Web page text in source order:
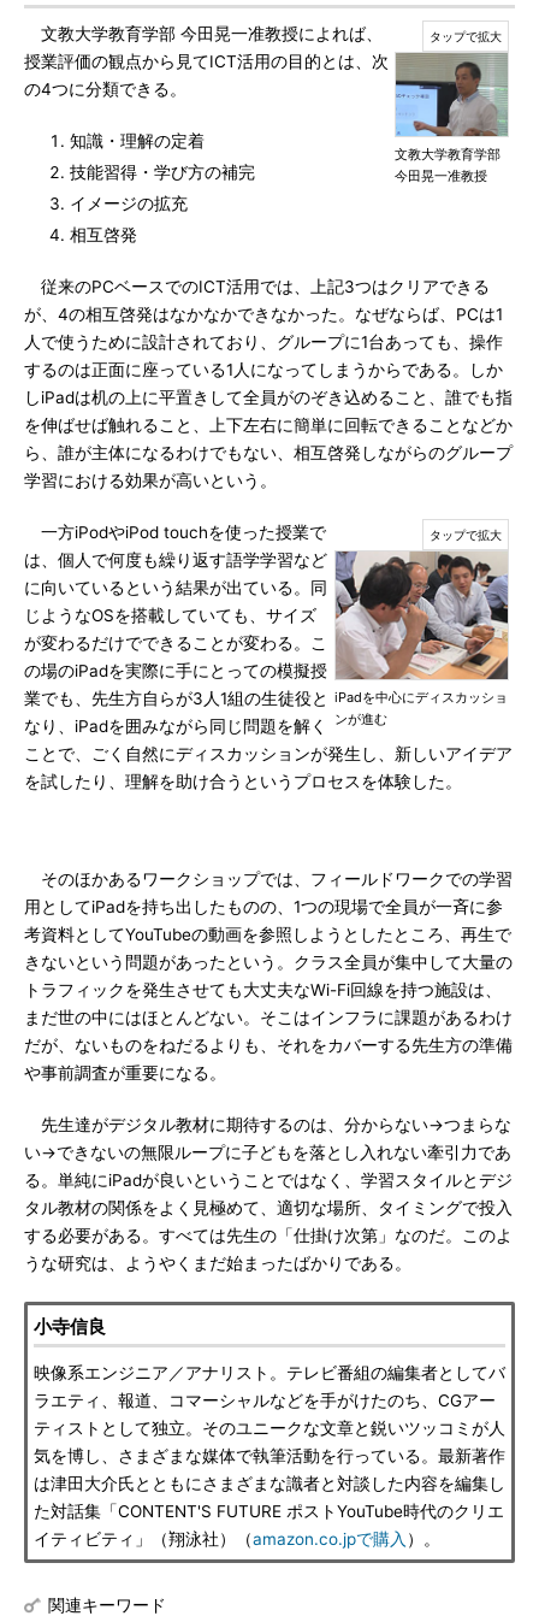
文教大学教育学部
今田晃一准教授
文教大学教育学部 今田晃一准教授によれば、
授業評価の観点から見てICT活用の目的とは、次
の4つに分類できる。
知識・理解の定着
技能習得・学び方の補完
イメージの拡充
相互啓発
従来のPCベースでのICT活用では、上記3つはクリアできる
が、4の相互啓発はなかなかできなかった。なぜならば、PCは1
人で使うために設計されており、グループに1台あっても、操作
するのは正面に座っている1人になってしまうからである。しか
しiPadは机の上に平置きして全員がのぞき込めること、誰でも指
を伸ばせば触れること、上下左右に簡単に回転できることなどか
ら、誰が主体になるわけでもない、相互啓発しながらのグループ
学習における効果が高いという。
iPadを中心にディスカッショ
ンが進む
一方iPodやiPod touchを使った授業で
は、個人で何度も繰り返す語学学習など
に向いているという結果が出ている。同
じようなOSを搭載していても、サイズ
が変わるだけでできることが変わる。こ
の場のiPadを実際に手にとっての模擬授
業でも、先生方自らが3人1組の生徒役と
なり、iPadを囲みながら同じ問題を解く
ことで、ごく自然にディスカッションが発生し、新しいアイデア
を試したり、理解を助け合うというプロセスを体験した。
そのほかあるワークショップでは、フィールドワークでの学習
用としてiPadを持ち出したものの、1つの現場で全員が一斉に参
考資料としてYouTubeの動画を参照しようとしたところ、再生で
きないという問題があったという。クラス全員が集中して大量の
トラフィックを発生させても大丈夫なWi-Fi回線を持つ施設は、
まだ世の中にはほとんどない。そこはインフラに課題があるわけ
だが、ないものをねだるよりも、それをカバーする先生方の準備
や事前調査が重要になる。
先生達がデジタル教材に期待するのは、分からない→つまらな
い→できないの無限ループに子どもを落とし入れない牽引力であ
る。単純にiPadが良いということではなく、学習スタイルとデジ
タル教材の関係をよく見極めて、適切な場所、タイミングで投入
する必要がある。すべては先生の「仕掛け次第」なのだ。このよ
うな研究は、ようやくまだ始まったばかりである。
小寺信良
映像系エンジニア／アナリスト。テレビ番組の編集者としてバ
ラエティ、報道、コマーシャルなどを手がけたのち、CGアー
ティストとして独立。そのユニークな文章と鋭いツッコミが人
気を博し、さまざまな媒体で執筆活動を行っている。最新著作
は津田大介氏とともにさまざまな識者と対談した内容を編集し
た対話集「CONTENT'S FUTURE ポストYouTube時代のクリエ
イティビティ」（翔泳社）（amazon.co.jpで購入 ）。
関連キーワード